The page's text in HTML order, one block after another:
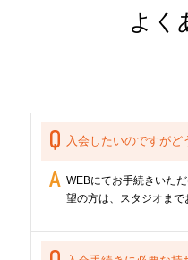
よく
入会したいのですがど
WEBにてお手続きいた
望の方は、スタジオまで